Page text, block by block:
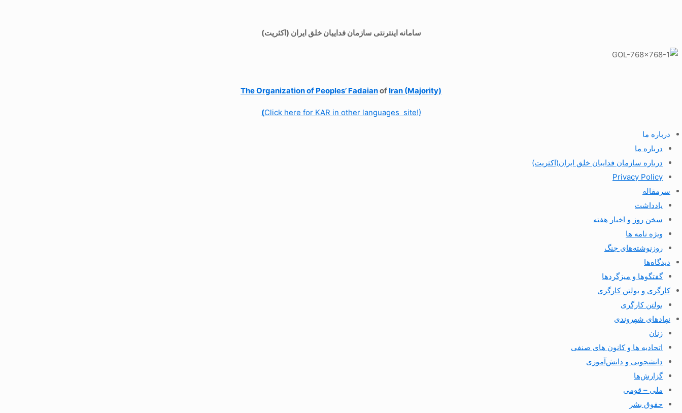
سامانه اینترنتی سازمان فداییان خلق ایران (اکثریت)
The Organization of Peoples’ Fadaianof Iran (Majority)
(Click here for KAR in other languages site!)
درباره ما
درباره ما
درباره سازمان فداییان خلق ایران(اکثریت)
Privacy Policy
سرمقاله
یادداشت
سخن روز و اخبار هفته
ویژه نامه ها
روزنوشته‌های جنگ
دیدگاه‌ها
گفتگوها و میزگردها
کارگری و بولتن کارگری
بولتن کارگری
نهادهای شهروندی
زنان
اتحادیه ها و کانون های صنفی
دانشجویی و دانش‌آموزی
گزارش‌ها
ملی – قومی
حقوق بشر